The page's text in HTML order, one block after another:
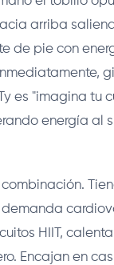
arriba
de pie con
es "imagina tu
energía al
HIIT,
Encajan en